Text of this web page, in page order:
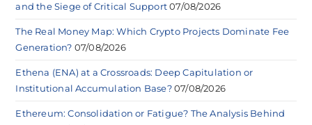
and the Siege of Critical Support 07/08/2026
The Real Money Map: Which Crypto Projects Dominate Fee
Generation? 07/08/2026
Ethena (ENA) at a Crossroads: Deep Capitulation or
Institutional Accumulation Base? 07/08/2026
Ethereum: Consolidation or Fatigue? The Analysis Behind